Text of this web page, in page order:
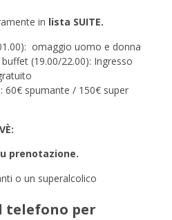
in lista SUITE.
omaggio uomo e donna
(19.00/22.00): Ingresso
60€ spumante / 150€ super
prenotazione.
o un superalcolico
per